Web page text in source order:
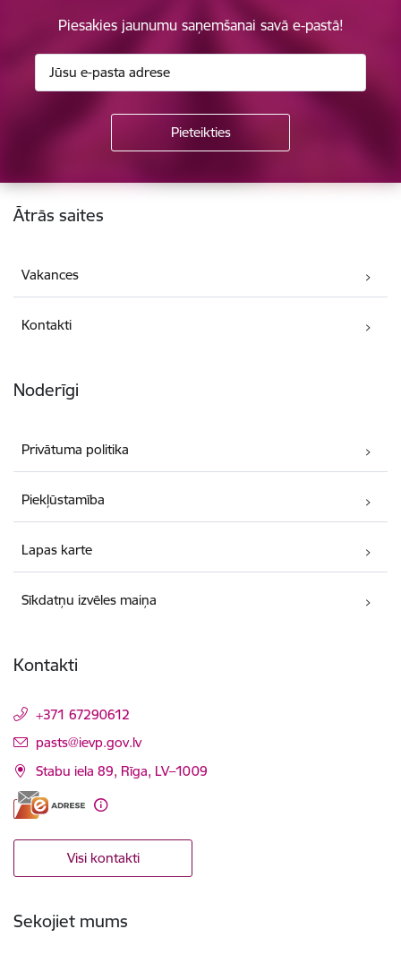
Piesakies jaunumu saņemšanai savā e-pastā!
Kājene
Ātrās saites
Vakances
Kontakti
Noderīgi
Privātuma politika
Piekļūstamība
Lapas karte
Sīkdatņu izvēles maiņa
Kontakti
+371 67290612
E-pasts:
pasts@ievp.gov.lv
Stabu iela 89, Rīga, LV–1009
Visi kontakti
Sekojiet mums